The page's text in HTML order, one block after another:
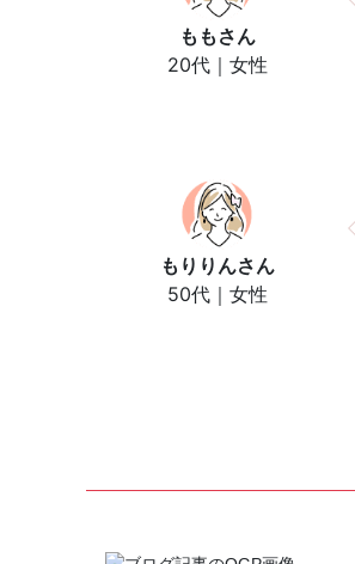
もも さん
20代｜女性
もりりんさん
50代｜女性